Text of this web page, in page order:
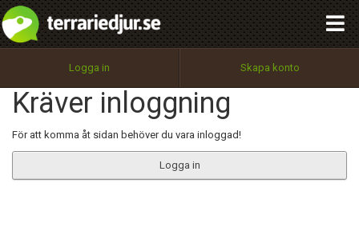
Logga in Skapa konto
Kräver inloggning
För att komma åt sidan behöver du vara inloggad!
Logga in
Utför
100%
OK
integritetspolicy
Namn:
Epost:
Begär nytt lösenord
Tillbaka till förstasidan